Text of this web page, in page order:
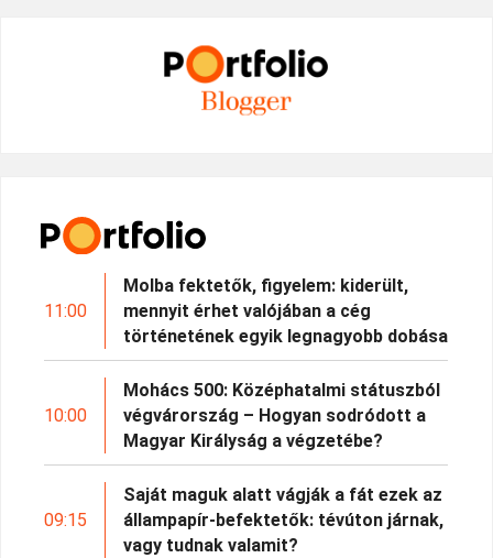
11:00
Molba fektetők, figyelem: kiderült,
mennyit érhet valójában a cég
történetének egyik legnagyobb dobása
10:00
Mohács 500: Középhatalmi státuszból
végvárország – Hogyan sodródott a
Magyar Királyság a végzetébe?
09:15
Saját maguk alatt vágják a fát ezek az
állampapír-befektetők: tévúton járnak,
vagy tudnak valamit?